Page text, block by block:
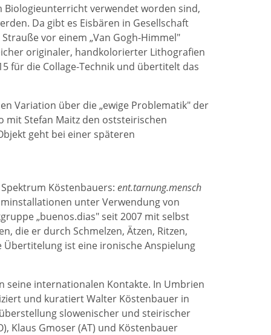
Biologieunterricht verwendet worden sind,
Da gibt es Eisbären in Gesellschaft
vor einem „Van Gogh-Himmel"
originaler, handkolorierter Lithografien
für die Collage-Technik und übertitelt das
Variation über die „ewige Problematik" der
mit Stefan Maitz den oststeirischen
geht bei einer späteren
Köstenbauers: ent.tarnung.mensch
unter Verwendung von
„buenos.dias" seit 2007 mit selbst
die er durch Schmelzen, Ätzen, Ritzen,
ist eine ironische Anspielung
seine internationalen Kontakte. In Umbrien
und kuratiert Walter Köstenbauer in
slowenischer und steirischer
Klaus Gmoser (AT) und Köstenbauer